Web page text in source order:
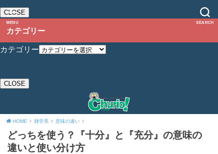
MENU
CLOSE
カテゴリー
カテゴリー
CLOSE
SEARCH
HOME 雑学系 意味の違い
どっちを使う？『十分』と『充分』の意味の
違いと使い分け方